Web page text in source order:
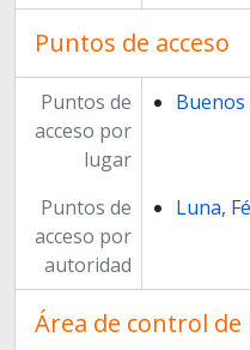
Puntos de acceso
Puntos de
acceso por
lugar
Buenos
Puntos de
acceso por
autoridad
Luna,
Área de control de